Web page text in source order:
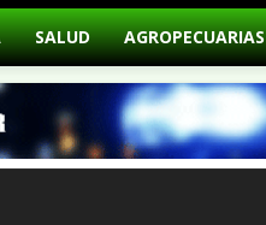
SALUD AGROPECUARIAS